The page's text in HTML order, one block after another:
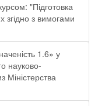
"Підготовка
згідно з вимогами
1.6» у
науково-
Міністерства